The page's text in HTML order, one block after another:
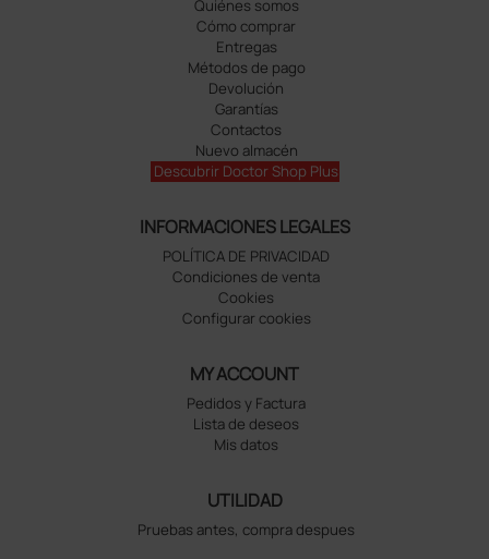
Quiénes somos
Cómo comprar
Entregas
Métodos de pago
Devolución
Garantías
Contactos
Nuevo almacén
Descubrir Doctor Shop Plus
INFORMACIONES LEGALES
POLÍTICA DE PRIVACIDAD
Condiciones de venta
Cookies
Configurar cookies
MY ACCOUNT
Pedidos y Factura
Lista de deseos
Mis datos
UTILIDAD
Pruebas antes, compra despues